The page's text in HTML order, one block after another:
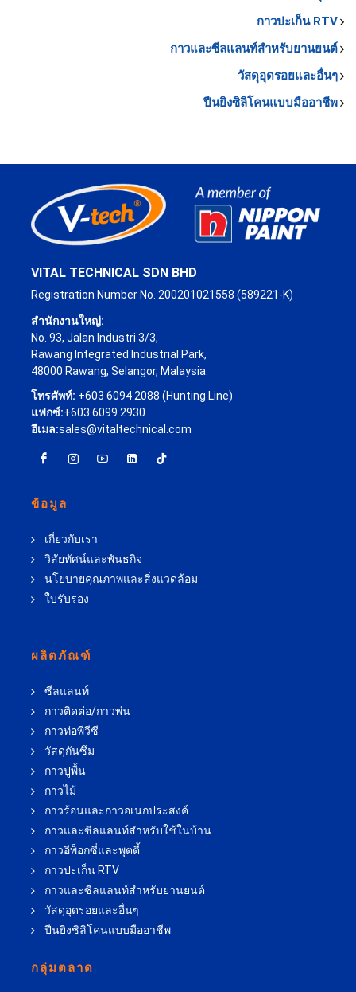
กาวปะเก็น RTV
กาวและซีลแลนท์สำหรับยานยนต์
วัสดุอุดรอยและอื่นๆ
ปืนยิงซิลิโคนแบบมืออาชีพ
VITAL TECHNICAL SDN BHD
Registration Number No. 200201021558 (589221-K)
สำนักงานใหญ่:
No. 93, Jalan Industri 3/3,
Rawang Integrated Industrial Park,
48000 Rawang, Selangor, Malaysia.
โทรศัพท์: +603 6094 2088 (Hunting Line)
แฟกซ์:+603 6099 2930
อีเมล:sales@vitaltechnical.com
ข้อมูล
เกี่ยวกับเรา
วิสัยทัศน์และพันธกิจ
นโยบายคุณภาพและสิ่งแวดล้อม
ใบรับรอง
ผลิตภัณฑ์
ซีลแลนท์
กาวติดต่อ/กาวพ่น
กาวท่อพีวีซี
วัสดุกันซึม
กาวปูพื้น
กาวไม้
กาวร้อนและกาวอเนกประสงค์
กาวและซีลแลนท์สำหรับใช้ในบ้าน
กาวอีพ็อกซี่และพุตตี้
กาวปะเก็น RTV
กาวและซีลแลนท์สำหรับยานยนต์
วัสดุอุดรอยและอื่นๆ
ปืนยิงซิลิโคนแบบมืออาชีพ
กลุ่มตลาด